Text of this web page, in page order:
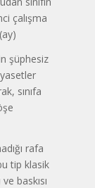
çalışma
şüphesiz
sınıfa
rafa
tip klasik
baskısı